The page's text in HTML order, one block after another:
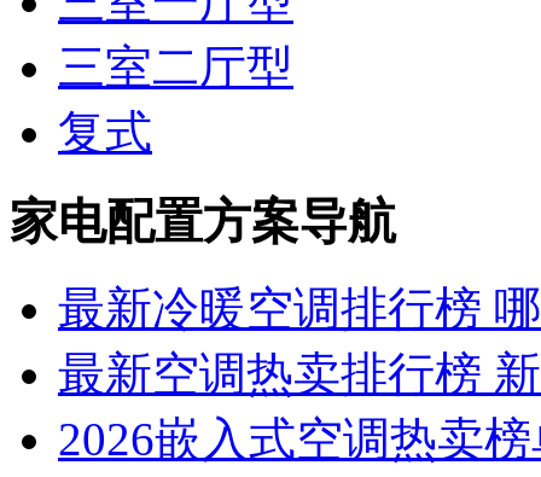
三室二厅型
复式
家电配置方案导航
最新冷暖空调排行榜
最新空调热卖排行榜
2026嵌入式空调热卖